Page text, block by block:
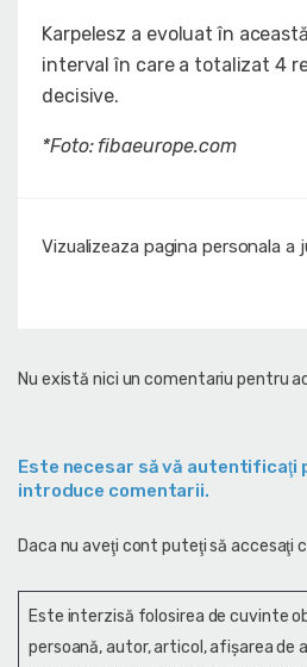
Karpelesz a evoluat în
interval în care a totalizat 4
decisive.
*Foto: fibaeurope.com
Vizualizeaza pagina personala a
Nu există nici un comentariu pentru
Este necesar să vă autentificaţi
introduce comentarii.
Daca nu aveţi cont puteţi să accesaţi
Este interzisă folosirea de cuvinte
persoană, autor, articol, afişarea de